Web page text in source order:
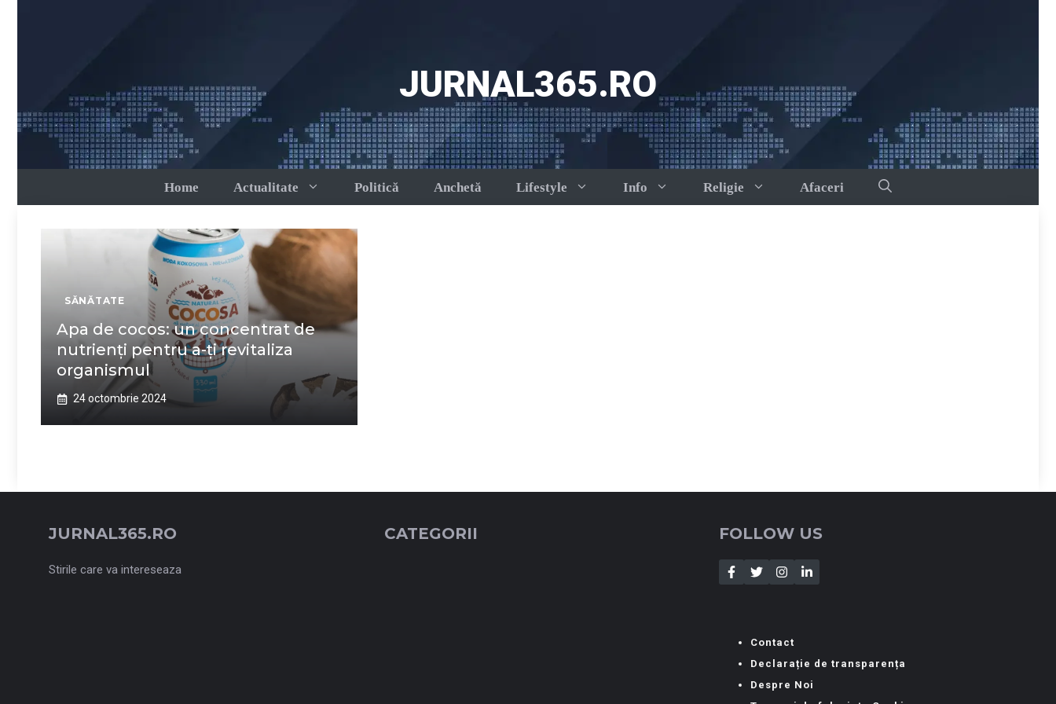
JURNAL365.RO
Home Actualitate Politică Anchetă Lifestyle Info Religie Afaceri
SĂNĂTATE
Apa de cocos: un concentrat de
nutrienți pentru a-ți revitaliza
organismul
24 octombrie 2024
JURNAL365.RO
Stirile care va intereseaza
CATEGORII FOLLOW US
Contact
Declarație de transparența
Despre Noi